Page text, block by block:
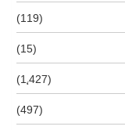
(119)
(15)
(1٬427)
(497)